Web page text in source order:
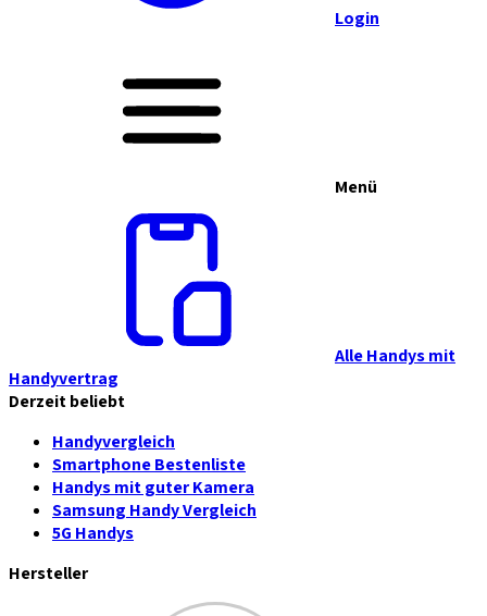
Login
Menü
Alle Handys mit
Handyvertrag
Derzeit beliebt
Handyvergleich
Smartphone Bestenliste
Handys mit guter Kamera
Samsung Handy Vergleich
5G Handys
Hersteller